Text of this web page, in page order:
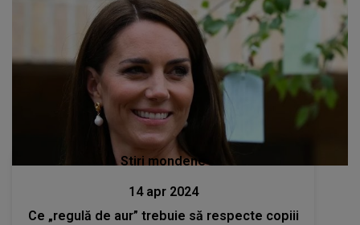
Stiri mondene
14 apr 2024
Ce „regulă de aur” trebuie să respecte copiii